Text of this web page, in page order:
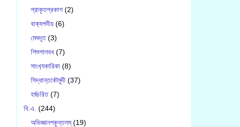
প্রাকৃতপ্রকাশ(2)
বাক‍্যপদীয় (6)
মেঘদূত(3)
শিশুপালবধ(7)
সাংখ‍্যকারিকা (8)
সিদ্ধান্তকৌমুদী (37)
হর্ষচরিত(7)
বি.এ. (244)
অভিজ্ঞানশকুন্তলম্(19)